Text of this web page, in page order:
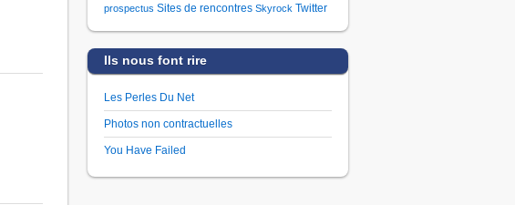
prospectus Sites de rencontres Skyrock Twitter
Ils nous font rire
Les Perles Du Net
Photos non contractuelles
You Have Failed